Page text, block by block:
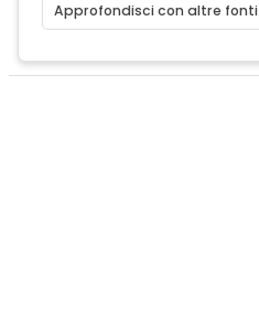
Approfondisci con altre fonti